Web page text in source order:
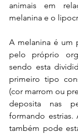
animais em
melanina e o
A melanina é um
pelo próprio
sendo esta
primeiro tipo
(cor marrom ou
deposita nas
formando estrias.
também pode